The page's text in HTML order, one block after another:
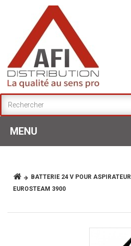
MENU
BATTERIE 24 V POUR ASPIRATEUR
EUROSTEAM 3900